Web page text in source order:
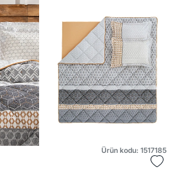
Ürün kodu: 1517185